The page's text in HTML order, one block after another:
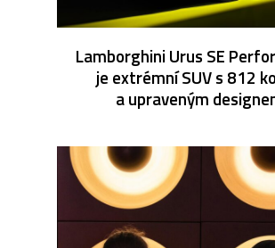
Lamborghini Urus SE
je extrémní SUV s 812
a upraveným